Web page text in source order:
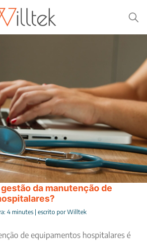
da manutenção de
4 minutes | escrito por Willtek
de equipamentos hospitalares é